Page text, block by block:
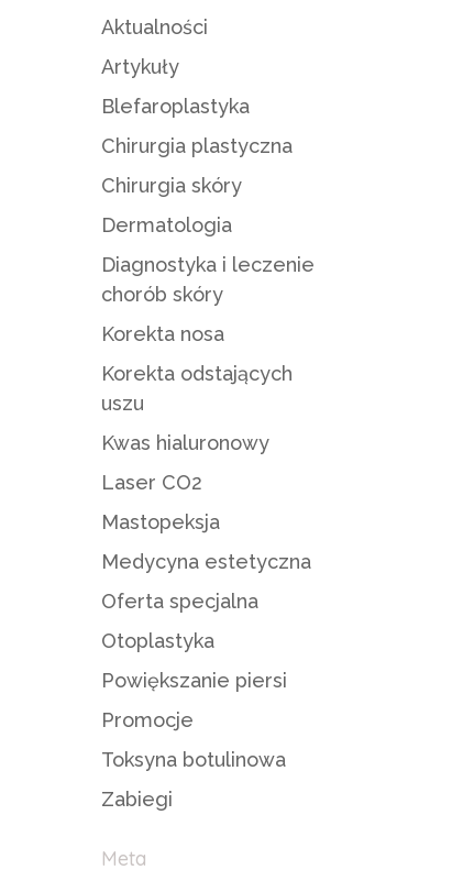
Aktualności
Artykuły
Blefaroplastyka
Chirurgia plastyczna
Chirurgia skóry
Dermatologia
Diagnostyka i leczenie
chorób skóry
Korekta nosa
Korekta odstających
uszu
Kwas hialuronowy
Laser CO2
Mastopeksja
Medycyna estetyczna
Oferta specjalna
Otoplastyka
Powiększanie piersi
Promocje
Toksyna botulinowa
Zabiegi
Meta